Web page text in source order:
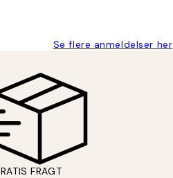
Se flere anmeldelser her
FRAGT